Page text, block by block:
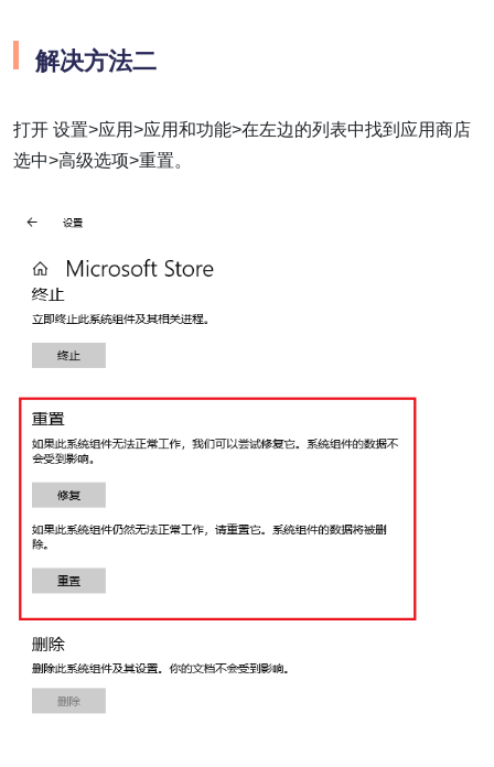
解决方法二
打开 设置>应用>应用和功能>在左边的列表中找到应用商店
选中>高级选项>重置。